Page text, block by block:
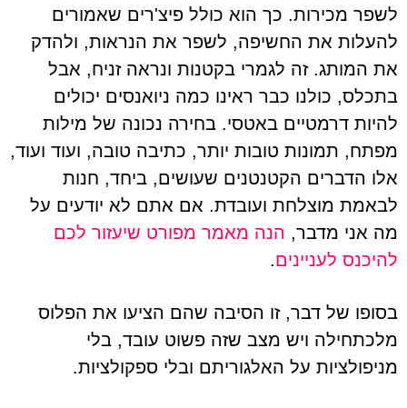
לשפר מכירות. כך הוא כולל פיצ'רים שאמורים
להעלות את החשיפה, לשפר את הנראות, ולהדק
את המותג. זה לגמרי בקטנות ונראה זניח, אבל
בתכלס, כולנו כבר ראינו כמה ניואנסים יכולים
להיות דרמטיים באטסי. בחירה נכונה של מילות
מפתח, תמונות טובות יותר, כתיבה טובה, ועוד ועוד,
אלו הדברים הקטנטנים שעושים, ביחד, חנות
לבאמת מוצלחת ועובדת. אם אתם לא יודעים על
מה אני מדבר, הנה מאמר מפורט שיעזור לכם
להיכנס לעניינים.
בסופו של דבר, זו הסיבה שהם הציעו את הפלוס
מלכתחילה ויש מצב שזה פשוט עובד, בלי
מניפולציות על האלגוריתם ובלי ספקולציות.